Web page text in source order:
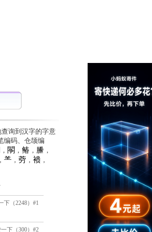
询到汉字的字意
编码、仓颉编
， 䦛 ， 䲠 ， 䲢 ，
⺷， 䓖， 䙌，